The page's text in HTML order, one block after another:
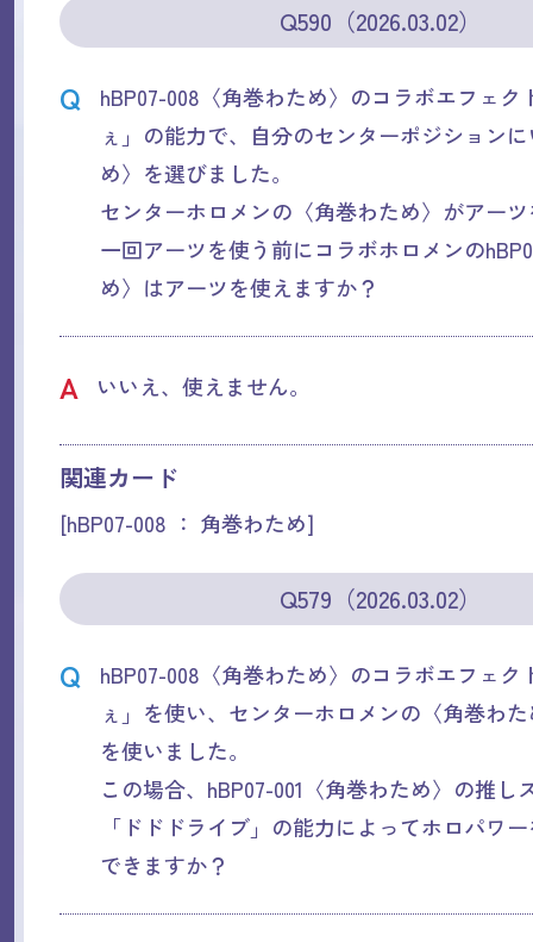
Q590（2026.03.02）
Q
hBP07-008〈角巻わため〉のコラボエフェク
ぇ」の能力で、自分のセンターポジション
め〉を選びました。
センターホロメンの〈角巻わため〉がアー
一回アーツを使う前にコラボホロメンの
め〉はアーツを使えますか？
A いいえ、使えません。
関連カード
[hBP07-008 ： 角巻わため]
Q579（2026.03.02）
Q
hBP07-008〈角巻わため〉のコラボエフェク
ぇ」を使い、センターホロメンの〈角巻わ
を使いました。
この場合、hBP07-001〈角巻わため〉の推し
「ドドドライブ」の能力によってホロパワ
できますか？